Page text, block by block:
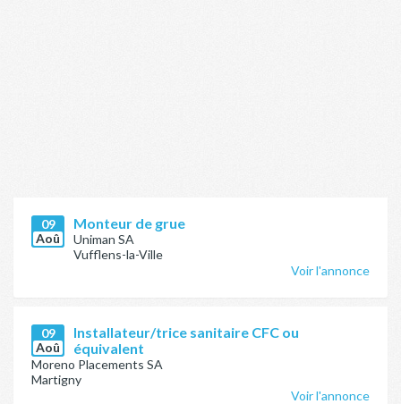
09
Aoû
Monteur de grue
Uniman SA
Vufflens-la-Ville
Voir l'annonce
09
Aoû
Installateur/trice sanitaire CFC ou
équivalent
Moreno Placements SA
Martigny
Voir l'annonce